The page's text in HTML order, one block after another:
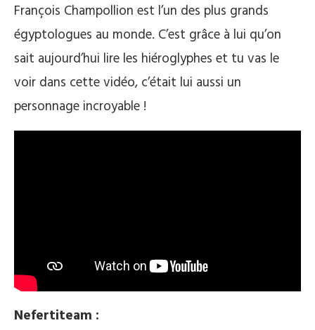
François Champollion est l’un des plus grands
égyptologues au monde. C’est grâce à lui qu’on
sait aujourd’hui lire les hiéroglyphes et tu vas le
voir dans cette vidéo, c’était lui aussi un
personnage incroyable !
Nefertiteam :